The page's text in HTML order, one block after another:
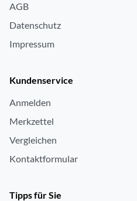
AGB
Datenschutz
Impressum
Kundenservice
Anmelden
Merkzettel
Vergleichen
Kontaktformular
Tipps für Sie